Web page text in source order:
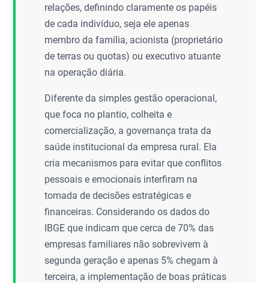
relações, definindo claramente os papéis
de cada indivíduo, seja ele apenas
membro da família, acionista (proprietário
de terras ou quotas) ou executivo atuante
na operação diária.
Diferente da simples gestão operacional,
que foca no plantio, colheita e
comercialização, a governança trata da
saúde institucional da empresa rural. Ela
cria mecanismos para evitar que conflitos
pessoais e emocionais interfiram na
tomada de decisões estratégicas e
financeiras. Considerando os dados do
IBGE que indicam que cerca de 70% das
empresas familiares não sobrevivem à
segunda geração e apenas 5% chegam à
terceira, a implementação de boas práticas